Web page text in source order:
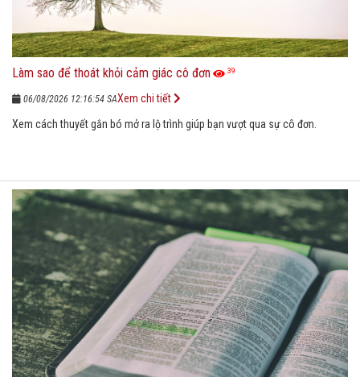
Làm sao để thoát khỏi cảm giác cô đơn 39
06/08/2026 12:16:54 SA
Xem cách thuyết gắn bó mở ra lộ trình giúp bạn vượt qua sự cô đơn.
Xem chi tiết